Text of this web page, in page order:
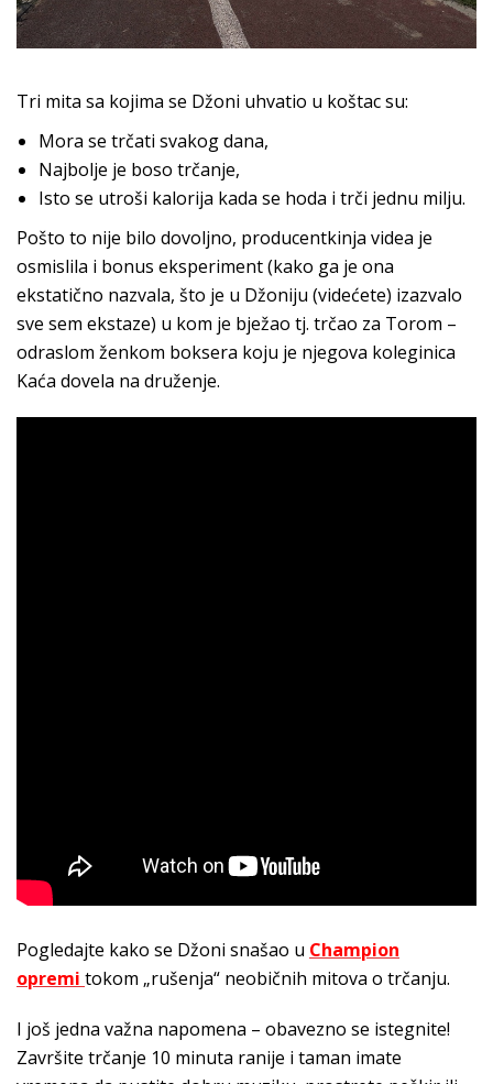
Tri mita sa kojima se Džoni uhvatio u koštac su:
Mora se trčati svakog dana,
Najbolje je boso trčanje,
Isto se utroši kalorija kada se hoda i trči jednu milju.
Pošto to nije bilo dovoljno, producentkinja videa je
osmislila i bonus eksperiment (kako ga je ona
ekstatično nazvala, što je u Džoniju (videćete) izazvalo
sve sem ekstaze) u kom je bježao tj. trčao za Torom –
odraslom ženkom boksera koju je njegova koleginica
Kaća dovela na druženje.
Pogledajte kako se Džoni snašao u Champion
opremi tokom „rušenja“ neobičnih mitova o trčanju.
I još jedna važna napomena – obavezno se istegnite!
Završite trčanje 10 minuta ranije i taman imate